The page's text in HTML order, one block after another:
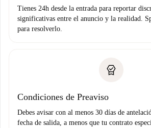
Tienes 24h desde la entrada para reportar
significativas entre el anuncio y la realidad.
para resolverlo.
Condiciones de Preaviso
Debes avisar con al menos 30 días de
fecha de salida, a menos que tu contrato